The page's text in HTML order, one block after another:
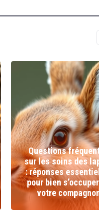
Questions
sur les soins des
: réponses
pour bien
votre